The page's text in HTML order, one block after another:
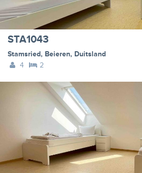
STA1043
Stamsried, Beieren, Duitsland
4
2